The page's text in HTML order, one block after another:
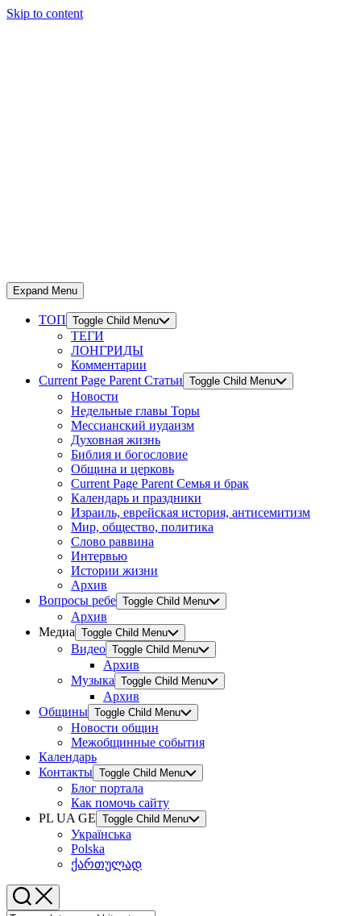
Skip to content
Expand Menu
ТОП Toggle Child Menu
ТЕГИ
ЛОНГРИДЫ
Комментарии
Current Page Parent Статьи Toggle Child Menu
Новости
Недельные главы Торы
Мессианский иудаизм
Духовная жизнь
Библия и богословие
Община и церковь
Current Page Parent Семья и брак
Календарь и праздники
Израиль, еврейская история, антисемитизм
Мир, общество, политика
Слово раввина
Интервью
Истории жизни
Архив
Вопросы ребе Toggle Child Menu
Архив
Медиа Toggle Child Menu
Видео Toggle Child Menu
Архив
Музыка Toggle Child Menu
Архив
Общины Toggle Child Menu
Новости общин
Межобщинные события
Календарь
Контакты Toggle Child Menu
Блог портала
Как помочь сайту
PL UA GE Toggle Child Menu
Українська
Polska
ქართულად